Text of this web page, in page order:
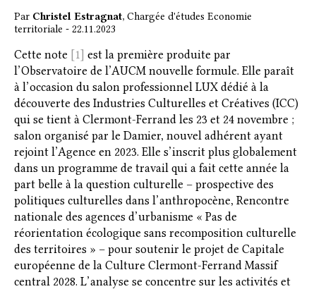
Par Christel Estragnat, Chargée d'études Economie
territoriale - 22.11.2023
Cette note [1] est la première produite par
l’Observatoire de l’AUCM nouvelle formule. Elle paraît
à l’occasion du salon professionnel LUX dédié à la
découverte des Industries Culturelles et Créatives (ICC)
qui se tient à Clermont-Ferrand les 23 et 24 novembre ;
salon organisé par le Damier, nouvel adhérent ayant
rejoint l’Agence en 2023. Elle s’inscrit plus globalement
dans un programme de travail qui a fait cette année la
part belle à la question culturelle – prospective des
politiques culturelles dans l’anthropocène, Rencontre
nationale des agences d’urbanisme « Pas de
réorientation écologique sans recomposition culturelle
des territoires » – pour soutenir le projet de Capitale
européenne de la Culture Clermont-Ferrand Massif
central 2028. L’analyse se concentre sur les activités et